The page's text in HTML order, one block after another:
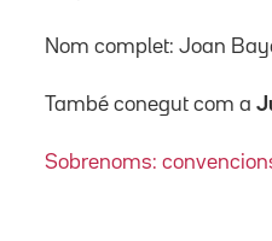
Nom complet: Joan
També conegut com a
Sobrenoms: